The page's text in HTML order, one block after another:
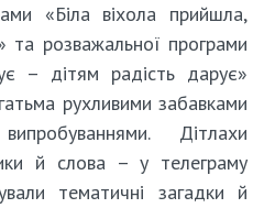
«Біла віхола прийшла,
та розважальної програми
– дітям радість дарує»
рухливими забавками
Дітлахи
й слова – у телеграму
тематичні загадки й